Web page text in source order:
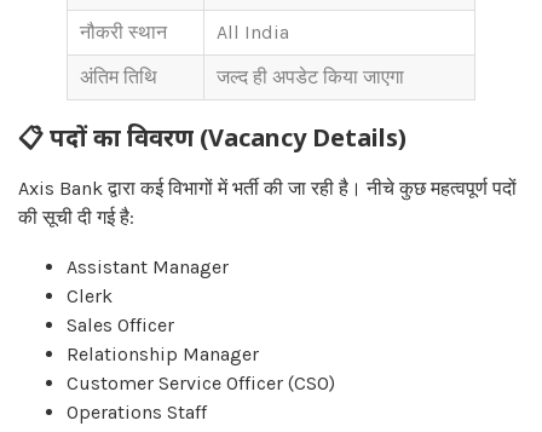
नौकरी स्थान
All India
अंतिम तिथि
जल्द ही अपडेट किया जाएगा
📋 पदों का विवरण (Vacancy Details)
Axis Bank द्वारा कई विभागों में भर्ती की जा रही है। नीचे कुछ महत्वपूर्ण पदों
की सूची दी गई है:
Assistant Manager
Clerk
Sales Officer
Relationship Manager
Customer Service Officer (CSO)
Operations Staff